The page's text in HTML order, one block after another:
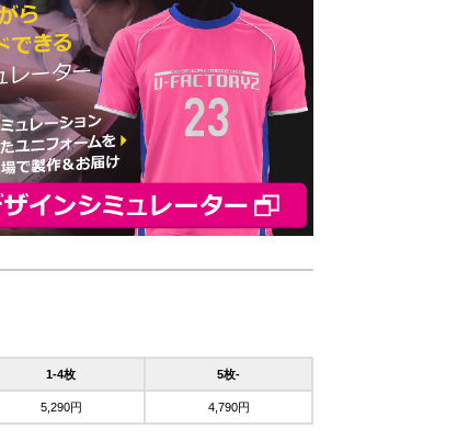
1-4枚 5枚-
5,290円 4,790円